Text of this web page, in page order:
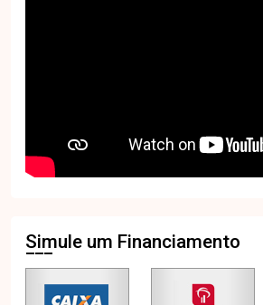
Simule um Financiamento